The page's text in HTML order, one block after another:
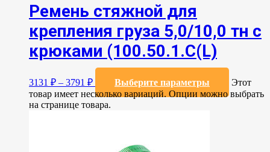
Ремень стяжной для
крепления груза 5,0/10,0 тн с
крюками (100.50.1.С(L)
3131 ₽ – 3791 ₽ Выберите параметры
Этот
товар имеет несколько вариаций. Опции можно выбрать
на странице товара.